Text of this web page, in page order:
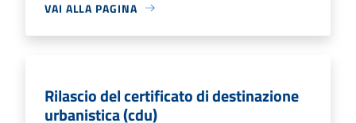
VAI ALLA PAGINA
Rilascio del certificato di destinazione
urbanistica (cdu)